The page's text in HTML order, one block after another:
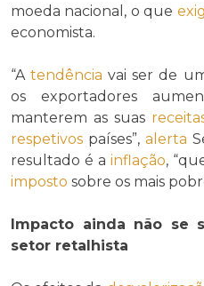
moeda nacional, o que
economista.
“Atendência vai ser de
os exportadores
manterem as suas
respetivos países”, alerta
resultado é a inflação,
imposto sobre os mais
Impacto ainda não se
setor retalhista